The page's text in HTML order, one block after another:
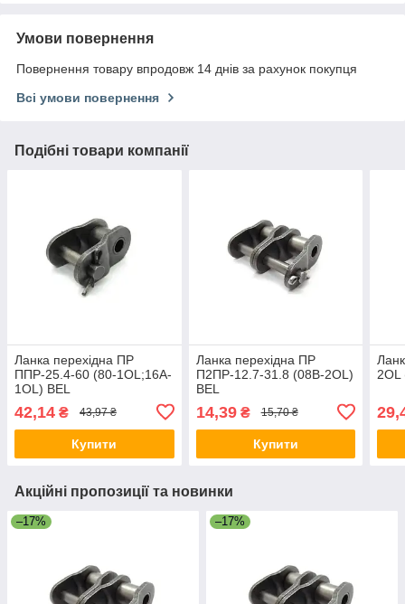
Умови повернення
Повернення товару впродовж 14 днів за рахунок покупця
Всі умови повернення
Подібні товари компанії
Ланка перехідна ПР
ППР-25.4-60 (80-1OL;16A-
1OL) BEL
42,14 ₴ 43,97 ₴
Купити
Ланка перехідна ПР
П2ПР-12.7-31.8 (08B-2OL)
BEL
14,39₴ 15,70 ₴
Купити
2OL
Акційні пропозиції та новинки
–17% –17%